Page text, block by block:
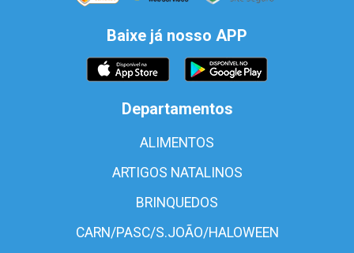
Baixe já nosso APP
Departamentos
ALIMENTOS
ARTIGOS NATALINOS
BRINQUEDOS
CARN/PASC/S.JOÃO/HALOWEEN